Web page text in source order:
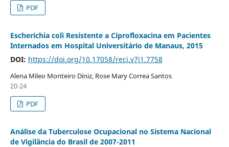
PDF
Escherichia coli Resistente a Ciprofloxacina em Pacientes
Internados em Hospital Universitário de Manaus, 2015
DOI: https://doi.org/10.17058/reci.v7i1.7758
Alena Mileo Monteiro Diniz, Rose Mary Correa Santos
20-24
PDF
Análise da Tuberculose Ocupacional no Sistema Nacional
de Vigilância do Brasil de 2007-2011